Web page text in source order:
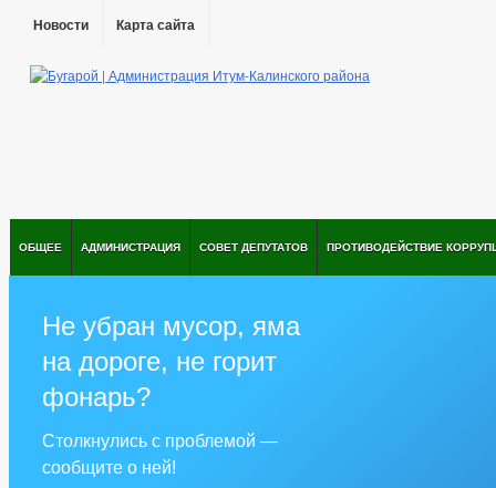
Новости Карта сайта
ОБЩЕЕ АДМИНИСТРАЦИЯ СОВЕТ ДЕПУТАТОВ ПРОТИВОДЕЙСТВИЕ
Не убран мусор, яма
на дороге, не горит
фонарь?
Столкнулись с проблемой —
сообщите о ней!